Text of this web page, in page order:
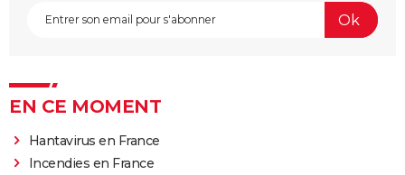
EN CE MOMENT
Hantavirus en France
Incendies en France